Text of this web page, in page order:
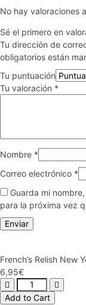
No hay valoraciones
Sé el primero en
Tu dirección de
obligatorios están
Tu puntuación
Tu valoración *
Nombre *
Correo electrónico *
Guarda mi
para la próxima vez
French’s Relish New
6,95€
Add to Cart